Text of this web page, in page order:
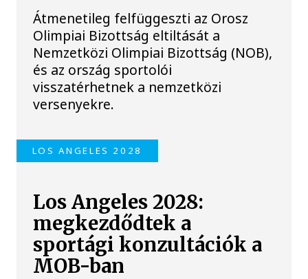
Átmenetileg felfüggeszti az Orosz
Olimpiai Bizottság eltiltását a
Nemzetközi Olimpiai Bizottság (NOB),
és az ország sportolói
visszatérhetnek a nemzetközi
versenyekre.
LOS ANGELES 2028
Los Angeles 2028:
megkezdődtek a
sportági konzultációk a
MOB-ban